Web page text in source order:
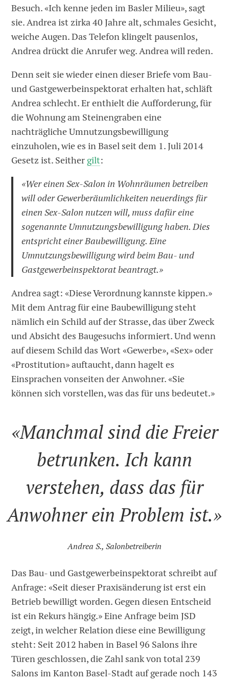
Besuch. «Ich kenne jeden im Basler Milieu», sagt
sie. Andrea ist zirka 40 Jahre alt, schmales Gesicht,
weiche Augen. Das Telefon klingelt pausenlos,
Andrea drückt die Anrufer weg. Andrea will reden.
Denn seit sie wieder einen dieser Briefe vom Bau-
und Gastgewerbeinspektorat erhalten hat, schläft
Andrea schlecht. Er enthielt die Aufforderung, für
die Wohnung am Steinengraben eine
nachträgliche Umnutzungsbewilligung
einzuholen, wie es in Basel seit dem 1. Juli 2014
Gesetz ist. Seither gilt:
«Wer einen Sex-Salon in Wohnräumen betreiben
will oder Gewerberäumlichkeiten neuerdings für
einen Sex-Salon nutzen will, muss dafür eine
sogenannte Umnutzungsbewilligung haben. Dies
entspricht einer Baubewilligung. Eine
Umnutzungsbewilligung wird beim Bau- und
Gastgewerbeinspektorat beantragt.»
Andrea sagt: «Diese Verordnung kannste kippen.»
Mit dem Antrag für eine Baubewilligung steht
nämlich ein Schild auf der Strasse, das über Zweck
und Absicht des Baugesuchs informiert. Und wenn
auf diesem Schild das Wort «Gewerbe», «Sex» oder
«Prostitution» auftaucht, dann hagelt es
Einsprachen vonseiten der Anwohner. «Sie
können sich vorstellen, was das für uns bedeutet.»
«Manchmal sind die Freier
betrunken. Ich kann
verstehen, dass das für
Anwohner ein Problem ist.»
Andrea S., Salonbetreiberin
Das Bau- und Gastgewerbeinspektorat schreibt auf
Anfrage: «Seit dieser Praxisänderung ist erst ein
Betrieb bewilligt worden. Gegen diesen Entscheid
ist ein Rekurs hängig.» Eine Anfrage beim JSD
zeigt, in welcher Relation diese eine Bewilligung
steht: Seit 2012 haben in Basel 96 Salons ihre
Türen geschlossen, die Zahl sank von total 239
Salons im Kanton Basel-Stadt auf gerade noch 143